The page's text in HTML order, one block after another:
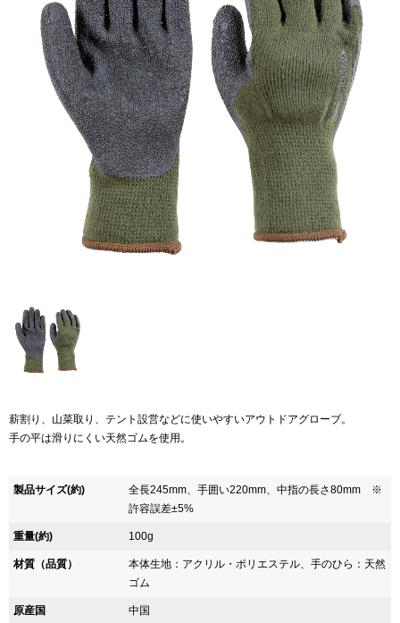
薪割り、山菜取り、テント設営などに使いやすいアウトドアグローブ。
手の平は滑りにくい天然ゴムを使用。
製品サイズ(約)
全長245mm、手囲い220mm、中指の長さ80mm ※
許容誤差±5%
重量(約) 100g
材質（品質）
本体生地：アクリル・ポリエステル、手のひら：天然
ゴム
原産国 中国